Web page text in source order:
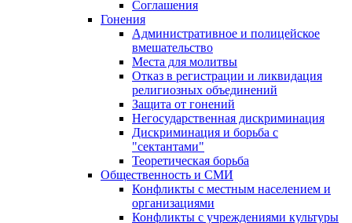
Соглашения
Гонения
Административное и полицейское
вмешательство
Места для молитвы
Отказ в регистрации и ликвидация
религиозных объединений
Защита от гонений
Негосударственная дискриминация
Дискриминация и борьба с
"сектантами"
Теоретическая борьба
Общественность и СМИ
Конфликты с местным населением и
организациями
Конфликты с учреждениями культуры